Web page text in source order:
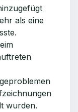
als eine
wurden.